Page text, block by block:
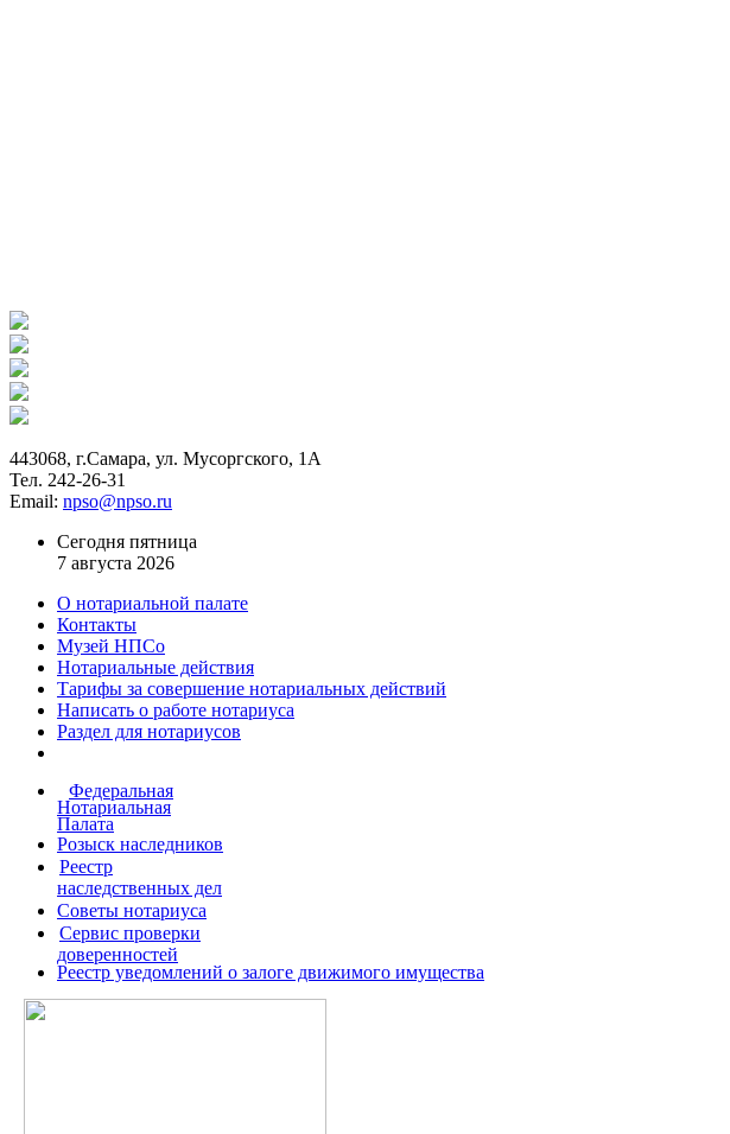
443068, г.Самара, ул. Мусоргского, 1А
Тел. 242-26-31
Email: npso@npso.ru
Сегодня пятница
7 августа 2026
О нотариальной палате
Контакты
Музей НПСо
Нотариальные действия
Тарифы за совершение нотариальных действий
Написать о работе нотариуса
Раздел для нотариусов
Федеральная
Нотариальная
Палата
Розыск наследников
Реестр
наследственных дел
Советы нотариуса
Сервис проверки
доверенностей
Реестр уведомлений о залоге движимого имущества